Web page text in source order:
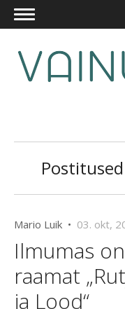
Mario Luik • 03. okt,
Ilmumas
raamat
ja Lood“